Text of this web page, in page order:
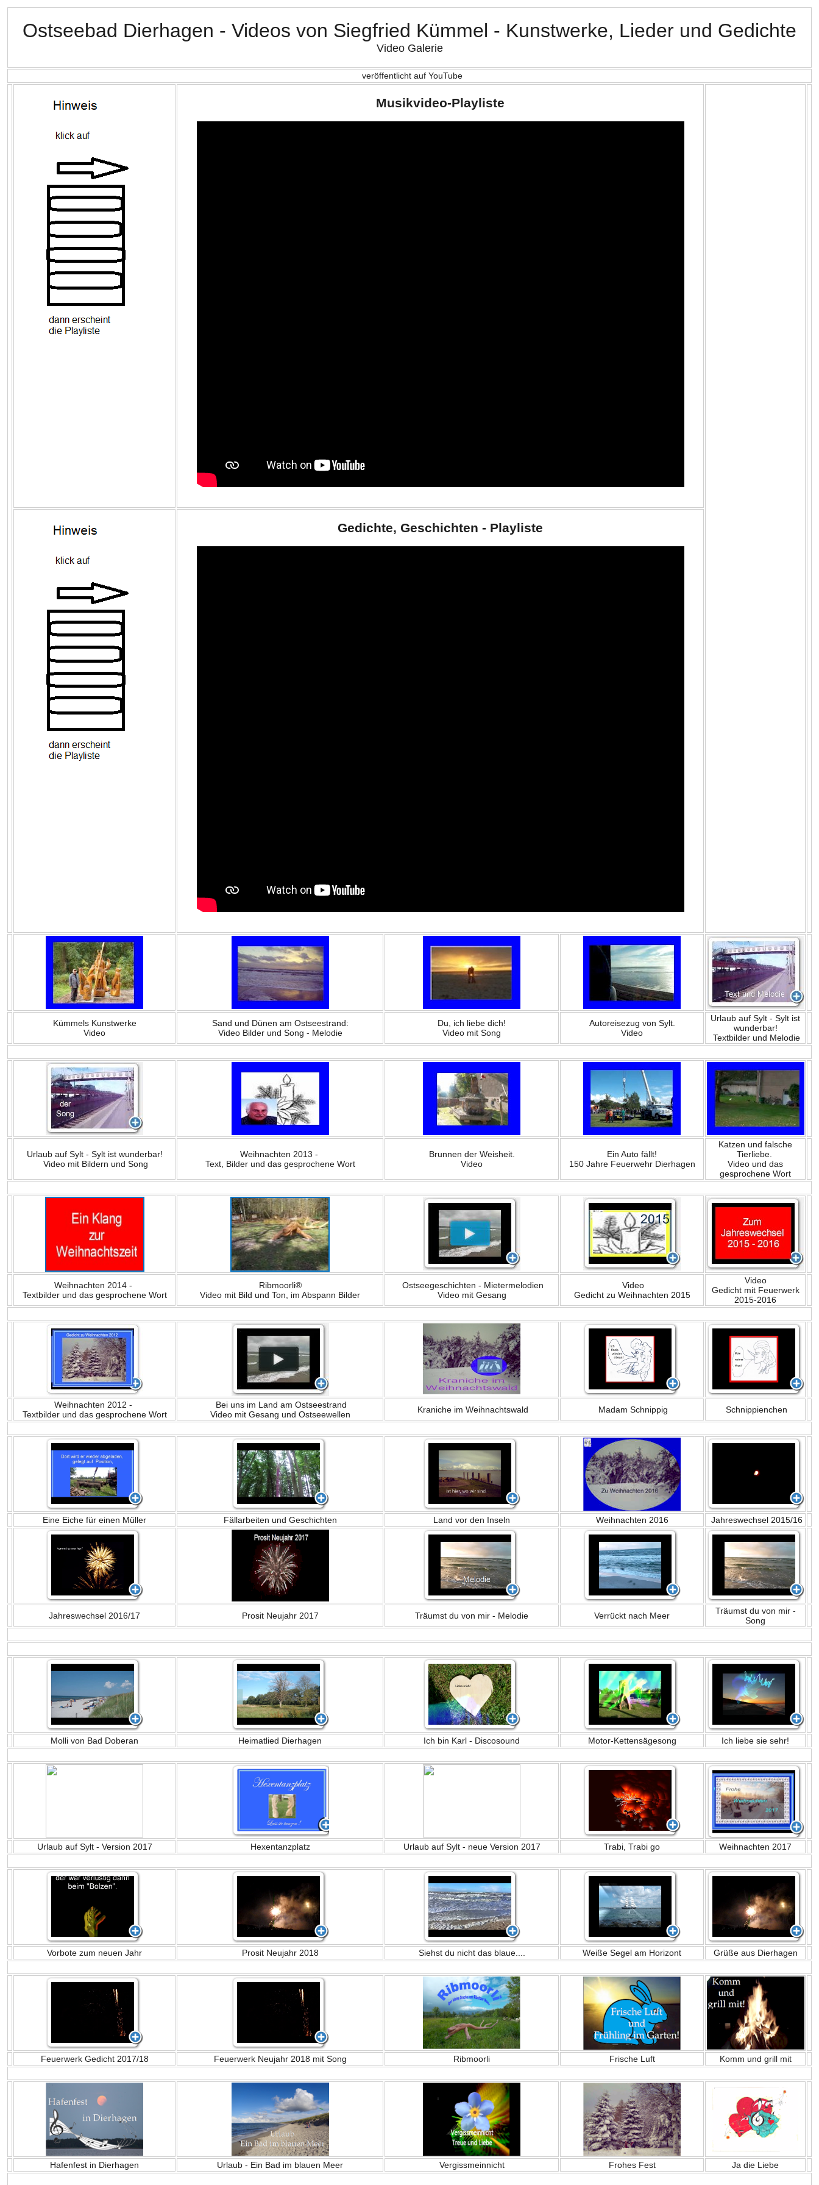
Ostseebad Dierhagen - Videos von Siegfried Kümmel - Kunstwerke, Lieder und Gedichte
Video Galerie
veröffentlicht auf YouTube
Musikvideo-Playliste
Gedichte, Geschichten - Playliste
Kümmels Kunstwerke
Video
Sand und Dünen am Ostseestrand:
Video Bilder und Song - Melodie
Du, ich liebe dich!
Video mit Song
Autoreisezug von Sylt.
Video
Urlaub auf Sylt - Sylt ist
wunderbar!
Textbilder und Melodie
Urlaub auf Sylt - Sylt ist wunderbar!
Video mit Bildern und Song
Weihnachten 2013 -
Text, Bilder und das gesprochene Wort
Brunnen der Weisheit.
Video
Ein Auto fällt!
150 Jahre Feuerwehr Dierhagen
Katzen und falsche
Tierliebe.
Video und das
gesprochene Wort
Weihnachten 2014 -
Textbilder und das gesprochene Wort
Ribmoorli®
Video mit Bild und Ton, im Abspann Bilder
Ostseegeschichten - Mietermelodien
Video mit Gesang
Video
Gedicht zu Weihnachten 2015
Video
Gedicht mit Feuerwerk
2015-2016
Weihnachten 2012 -
Textbilder und das gesprochene Wort
Bei uns im Land am Ostseestrand
Video mit Gesang und Ostseewellen
Kraniche im Weihnachtswald Madam Schnippig Schnippienchen
Eine Eiche für einen Müller Fällarbeiten und Geschichten Land vor den Inseln Weihnachten 2016 Jahreswechsel 2015/16
Jahreswechsel 2016/17 Prosit Neujahr 2017 Träumst du von mir - Melodie Verrückt nach Meer
Träumst du von mir -
Song
Molli von Bad Doberan Heimatlied Dierhagen Ich bin Karl - Discosound Motor-Kettensägesong Ich liebe sie sehr!
Urlaub auf Sylt - Version 2017 Hexentanzplatz Urlaub auf Sylt - neue Version 2017 Trabi, Trabi go Weihnachten 2017
Vorbote zum neuen Jahr Prosit Neujahr 2018 Siehst du nicht das blaue.... Weiße Segel am Horizont Grüße aus Dierhagen
Feuerwerk Gedicht 2017/18 Feuerwerk Neujahr 2018 mit Song Ribmoorli Frische Luft Komm und grill mit
Hafenfest in Dierhagen Urlaub - Ein Bad im blauen Meer Vergissmeinnicht Frohes Fest Ja die Liebe